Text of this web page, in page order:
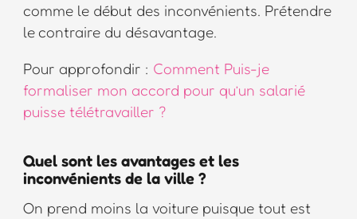
comme le début des inconvénients. Prétendre
le contraire du désavantage.
Pour approfondir : Comment Puis-je
formaliser mon accord pour qu’un salarié
puisse télétravailler ?
Quel sont les avantages et les
inconvénients de la ville ?
On prend moins la voiture puisque tout est